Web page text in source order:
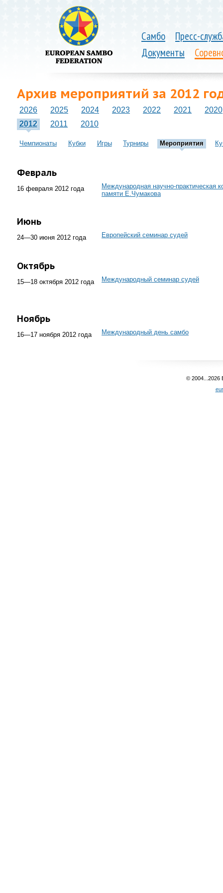
Самбо
Пресс-
Документы
Архив мероприятий за 2012
2026 2025 2024 2023 2022 2021
2020
2012
2011 2010
Чемпионаты Кубки Игры Турниры Мероприятия
Февраль
16 февраля 2012 года
Международная научно-практическая
памяти Е.Чумакова
Июнь
24—30 июня 2012 года Европейский семинар судей
Октябрь
15—18 октября 2012 года Международный семинар судей
Ноябрь
16—17 ноября 2012 года Международный день самбо
© 2004...2026